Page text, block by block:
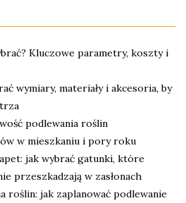
Kluczowe parametry, koszty i
wymiary, materiały i akcesoria, by
podlewania roślin
w mieszkaniu i pory roku
jak wybrać gatunki, które
przeszkadzają w zasłonach
roślin: jak zaplanować podlewanie